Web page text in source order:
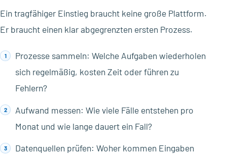
Ein tragfähiger Einstieg braucht keine große Plattform.
Er braucht einen klar abgegrenzten ersten Prozess.
Prozesse sammeln: Welche Aufgaben wiederholen
sich regelmäßig, kosten Zeit oder führen zu
Fehlern?
Aufwand messen: Wie viele Fälle entstehen pro
Monat und wie lange dauert ein Fall?
Datenquellen prüfen: Woher kommen Eingaben